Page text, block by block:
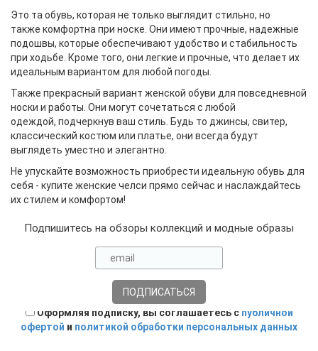
Это та обувь, которая не только выглядит стильно, но
также комфортна при носке. Они имеют прочные, надежные
подошвы, которые обеспечивают удобство и стабильность
при ходьбе. Кроме того, они легкие и прочные, что делает их
идеальным вариантом для любой погоды.
Также прекрасный вариант женской обуви для повседневной
носки и работы. Они могут сочетаться с любой
одеждой, подчеркнув ваш стиль. Будь то джинсы, свитер,
классический костюм или платье, они всегда будут
выглядеть уместно и элегантно.
Не упускайте возможность приобрести идеальную обувь для
себя - купите женские челси прямо сейчас и наслаждайтесь
их стилем и комфортом!
Подпишитесь на обзоры коллекций и модные образы
Оформляя подписку, вы соглашаетесь с публичной
офертой и политикой обработки персональных данных